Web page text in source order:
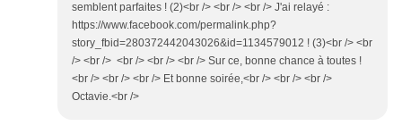
semblent parfaites ! (2)<br /> <br /> <br /> J'ai relayé :
https://www.facebook.com/permalink.php?
story_fbid=280372442043026&id=1134579012 ! (3)<br /> <br
/> <br /> <br /> <br /> <br /> Sur ce, bonne chance à toutes !
<br /> <br /> <br /> Et bonne soirée,<br /> <br /> <br />
Octavie.<br />